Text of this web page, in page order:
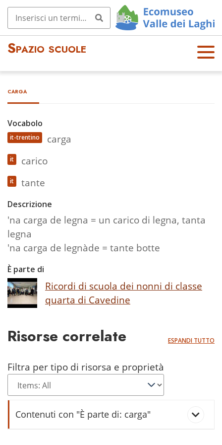
Spazio scuole
OPE
N
carga
Vocabolo
it-trentino carga
it carico
it tante
Descrizione
'na carga de legna = un carico di legna, tanta
legna
'na carga de legnàde = tante botte
È parte di
Ricordi di scuola dei nonni di classe
quarta di Cavedine
Risorse correlate ESPANDI TUTTO
Filtra per tipo di risorsa e proprietà
Contenuti con "È parte di: carga"